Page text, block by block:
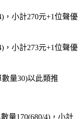
，小計270元+1位聲優
，小計273元+1位聲優
量30)以此類推
量170(680/4)，小計